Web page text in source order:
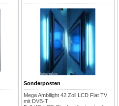
Sonderposten
Mega Ambilight 42 Zoll LCD Flat TV
mit DVB-T